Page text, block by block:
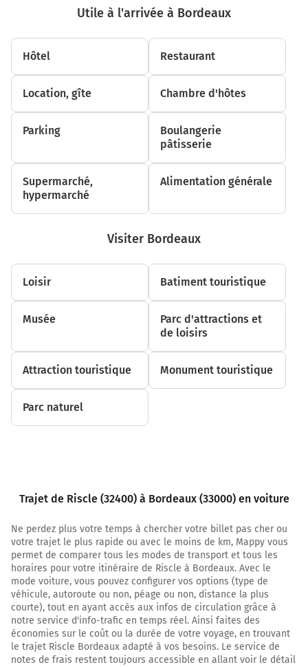
Au rond-point, prendre la 2ème sortie sur D935 et
continuer sur 3,2 kilomètres
Au rond-point, prendre la 3ème sortie sur la voie et
continuer sur 450 mètres
Prendre un ticket (Péage Aire Sur L'adour N)
Au rond-point, prendre la 1ère sortie sur la voie et
continuer sur 15 mètres
Bordeaux
Villeneuve-sur-Lot
19,8 km
A62
E72
LIBOURNE
Autoroute des Deux Mers
Payer 22,90 € (Péage Saint Selve)
Prendre à droite et rejoindre A630 E5 E70. Continuer sur
3,8 kilomètres
161 km
Utile à l'arrivée à Bordeaux
Hôtel Restaurant
Location, gîte Chambre d'hôtes
Parking
Boulangerie
pâtisserie
Supermarché,
hypermarché
Alimentation générale
Visiter Bordeaux
Loisir Batiment touristique
Musée
Parc d'attractions et
de loisirs
Attraction touristique Monument touristique
Parc naturel
Trajet de Riscle (32400) à Bordeaux (33000) en voiture
Ne perdez plus votre temps à chercher votre billet pas cher ou
votre trajet le plus rapide ou avec le moins de km, Mappy vous
permet de comparer tous les modes de transport et tous les
horaires pour votre itinéraire de Riscle à Bordeaux. Avec le
mode voiture, vous pouvez configurer vos options (type de
véhicule, autoroute ou non, péage ou non, distance la plus
courte), tout en ayant accès aux infos de circulation grâce à
notre service d'info-trafic en temps réel. Ainsi faites des
économies sur le coût ou la durée de votre voyage, en trouvant
le trajet Riscle Bordeaux adapté à vos besoins. Le service de
notes de frais restent toujours accessible en allant voir le détail